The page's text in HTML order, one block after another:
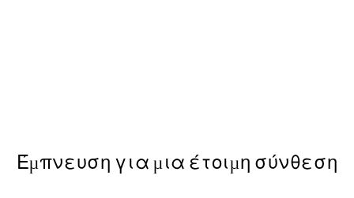
Έμπνευση για μια έτοιμη σύνθεση